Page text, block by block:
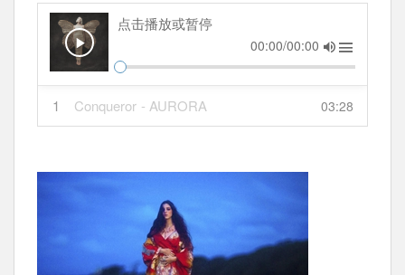
点击播放或暂停
00:00/00:00
1 Conqueror - AURORA 03:28